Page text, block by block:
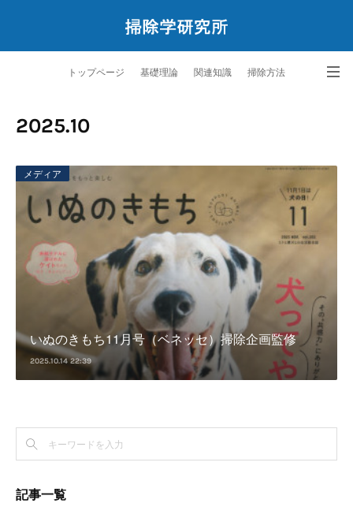
トップページ 基礎理論 関連知識 掃除方法
2025.10
メディア
いぬのきもち11月号（ベネッセ）掃除企画監修
2025.10.14 22:39
記事一覧